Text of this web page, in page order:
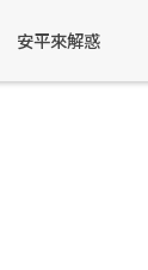
安平來解惑